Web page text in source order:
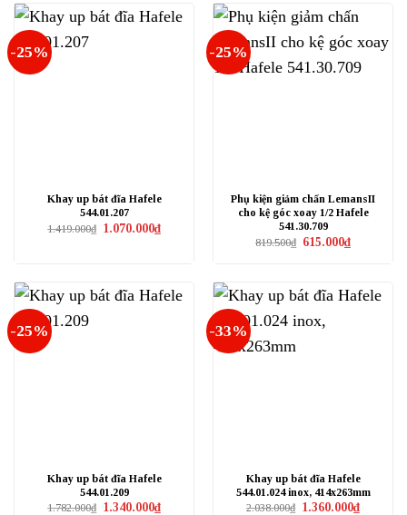
-25%
Khay up bát đĩa Hafele
544.01.207
1.419.000₫ Giá
1.070.000₫Giá
hiện
-25%
Phụ kiện giảm chấn LemansII
cho kệ góc xoay 1/2 Hafele
541.30.709
819.500₫ Giá
615.000₫Giá
hiện
-25%
Khay up bát đĩa Hafele
544.01.209
1.782.000₫ Giá
1.340.000₫Giá
-33%
Khay up bát đĩa Hafele
544.01.024 inox, 414x263mm
2.038.000₫ Giá
1.360.000₫Giá